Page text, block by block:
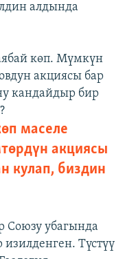
алдында
көп. Мүмкүн
акциясы бар
кандайдыр бир
маселе
акциясы
кулап, биздин
Союзу убагында
Түстүү